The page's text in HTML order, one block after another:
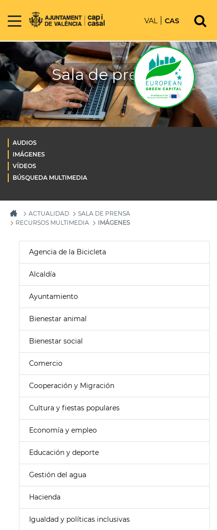
VAL CAS
Sala de prensa
AUDIOS
IMÁGENES
VÍDEOS
BÚSQUEDA MULTIMEDIA
ACTUALIDAD
SALA DE PRENSA
RECURSOS MULTIMEDIA
IMÁGENES
Agencia de la Bicicleta
Alcaldía
Ayuntamiento
Bienestar animal
Bienestar social
Comercio
Cooperación y Migración
Cultura y fiestas populares
Economía y empleo
Educación y deporte
Gestión del agua
Hacienda
Igualdad y políticas inclusivas